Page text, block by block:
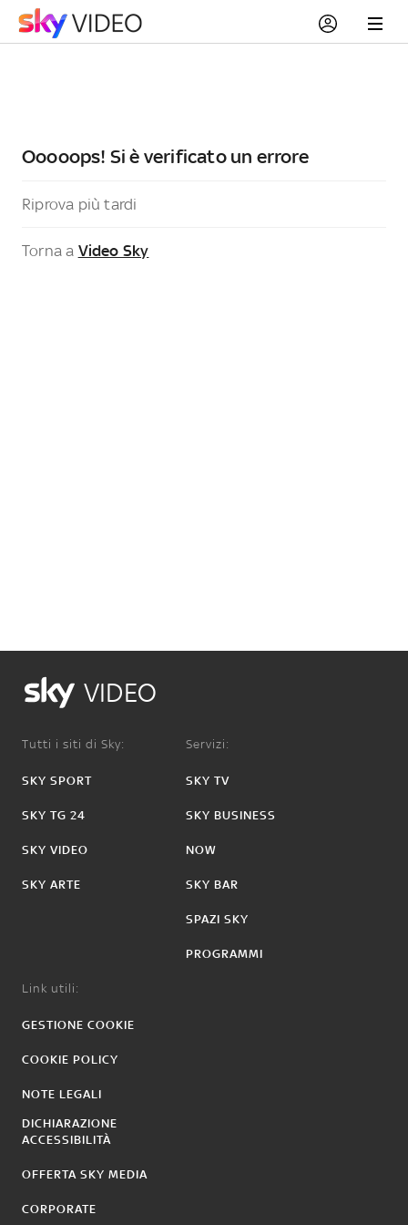
Ooooops! Si è verificato un errore
Riprova più tardi
Torna a Video Sky
VIDEO
Tutti i siti di Sky:
SKY SPORT
SKY TG 24
SKY VIDEO
SKY ARTE
Servizi:
SKY TV
SKY BUSINESS
NOW
SKY BAR
SPAZI SKY
PROGRAMMI
Link utili:
GESTIONE COOKIE
COOKIE POLICY
NOTE LEGALI
DICHIARAZIONE
ACCESSIBILITÀ
OFFERTA SKY MEDIA
CORPORATE